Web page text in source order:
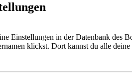
Einstellungen in der Datenbank des
klickst. Dort kannst du alle